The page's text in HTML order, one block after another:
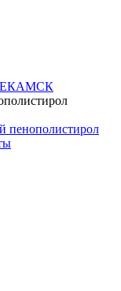
пенополистирол